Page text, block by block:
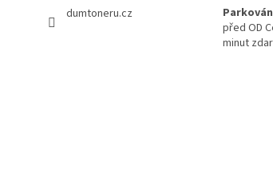
dumtoneru.cz
před OD
minut